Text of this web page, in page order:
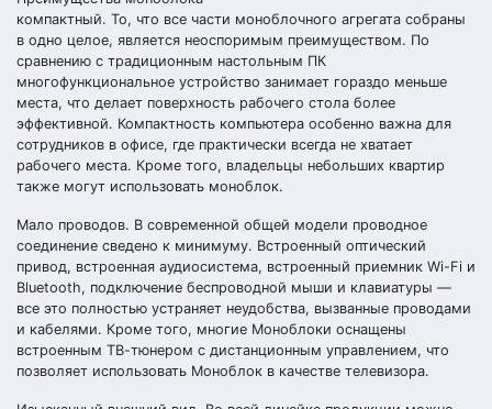
компактный. То, что все части моноблочного агрегата собраны
в одно целое, является неоспоримым преимуществом. По
сравнению с традиционным настольным ПК
многофункциональное устройство занимает гораздо меньше
места, что делает поверхность рабочего стола более
эффективной. Компактность компьютера особенно важна для
сотрудников в офисе, где практически всегда не хватает
рабочего места. Кроме того, владельцы небольших квартир
также могут использовать моноблок.
Мало проводов. В современной общей модели проводное
соединение сведено к минимуму. Встроенный оптический
привод, встроенная аудиосистема, встроенный приемник Wi-Fi и
Bluetooth, подключение беспроводной мыши и клавиатуры —
все это полностью устраняет неудобства, вызванные проводами
и кабелями. Кроме того, многие Моноблоки оснащены
встроенным ТВ-тюнером с дистанционным управлением, что
позволяет использовать Моноблок в качестве телевизора.